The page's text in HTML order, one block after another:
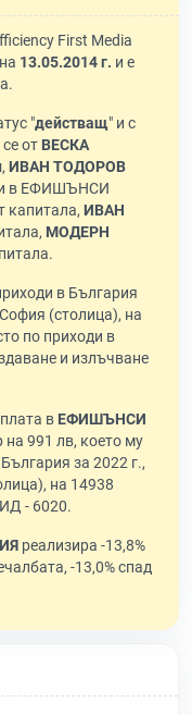
First Media
13.05.2014 г. и е
"действащ" и с
от ВЕСКА
, ИВАН ТОДОРОВ
в ЕФИШЪНСИ
капитала, ИВАН
МОДЕРН
в България
(столица), на
по приходи в
и излъчване
в ЕФИШЪНСИ
на 991 лв, което му
за 2022 г.,
на 14938
- 6020.
реализира -13,8%
-13,0% спад